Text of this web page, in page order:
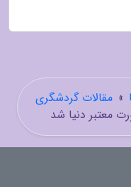
» مقالات گردشگری
معتبر دنیا شد